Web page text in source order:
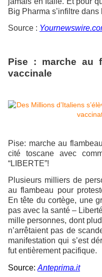
Big Pharma s’infiltre
Source :
Pise : marche au
vaccinale
Pise: marche au
cité toscane avec
“LIBERTE”!
Plusieurs milliers de
au flambeau pour
En tête du cortège, une
pas avec la santé –
mille personnes, dont
n’arrêtaient pas de
manifestation qui s’est
fut entièrement pacifique.
Source: Anteprima.it